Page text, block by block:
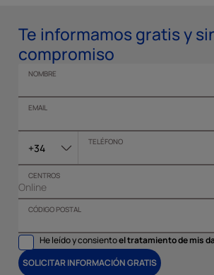
Te informamos gratis y
compromiso
NOMBRE
EMAIL
+34 TELÉFONO
CENTROS
CÓDIGO POSTAL
He leído y consientoel tratamiento de mis
SOLICITAR INFORMACIÓN GRATIS